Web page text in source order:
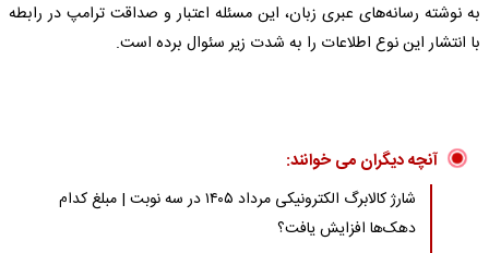
به نوشته رسانه‌های عبری زبان، این مسئله اعتبار و صداقت ترامپ در رابطه
با انتشار این نوع اطلاعات را به شدت زیر سئوال برده است.
آنچه دیگران می خوانند:
شارژ کالابرگ الکترونیکی مرداد ۱۴۰۵ در سه نوبت | مبلغ کدام
دهک‌ها افزایش یافت؟